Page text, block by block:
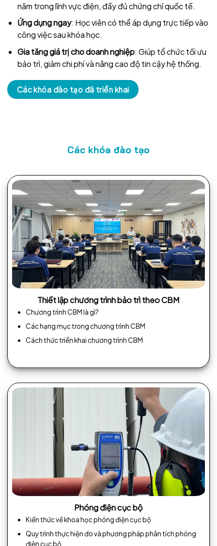
năm trong lĩnh vực điện, đầy đủ chứng chỉ quốc tế.
Ứng dụng ngay: Học viên có thể áp dụng trực tiếp vào
công việc sau khóa học.
Gia tăng giá trị cho doanh nghiệp: Giúp tổ chức tối ưu
bảo trì, giảm chi phí và nâng cao độ tin cậy hệ thống.
Các khóa đào tạo đã triển khai
Các khóa đào tạo
Thiết lập chương trình bảo trì theo CBM
Chương trình CBM là gì?
Các hạng mục trong chương trình CBM
Cách thức triển khai chương trình CBM
Phóng điện cục bộ
Kiến thức về khoa học phóng điện cục bộ
Quy trình thực hiện đo và phương pháp phân tích phóng
điện cục bộ